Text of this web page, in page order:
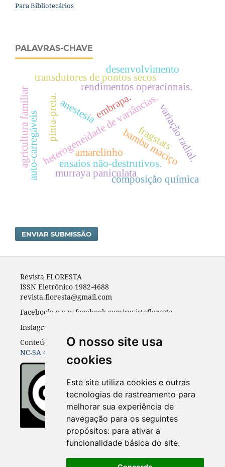
O nosso site usa
cookies
Este site utiliza cookies e outras
tecnologias de rastreamento para
melhorar sua experiência de
navegação para os seguintes
propósitos: para ativar a
funcionalidade básica do site.
Para Bibliotecários
PALAVRAS-CHAVE
bambu maciço
heterogeneidade de variâncias.
auto-carregáveis
rendimentos operacionais.
transdutores de pontos secos
ensaios não-destrutivos.
fragstats
anestesia
pinta-preta.
murraya paniculata
amarelinho variação radial.
agricultura familiar embrapa.
composição química
desenvolvimento
ENVIAR SUBMISSÃO
Revista FLORESTA
ISSN Eletrônico 1982-4688
revista.floresta@gmail.com
Facebook: www.facebook.com/revistafloresta
Instagran: revista_floresta
Conteúdos do periódico licenciados sob uma
NC-SA 4.0